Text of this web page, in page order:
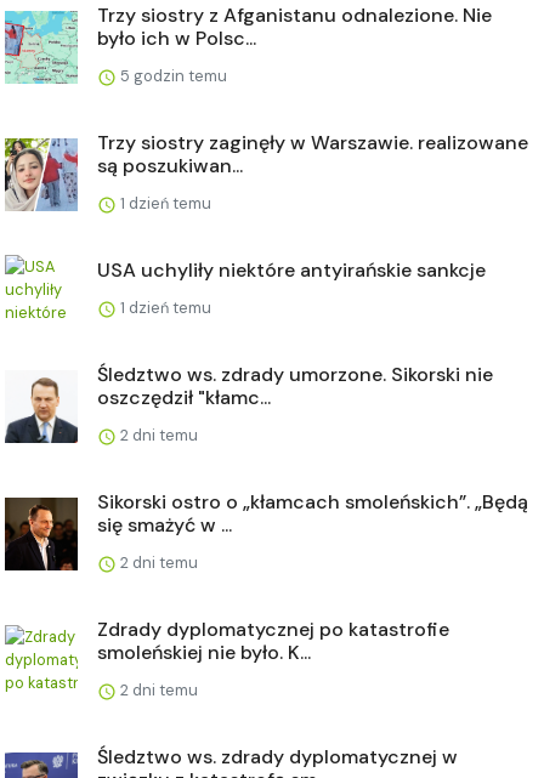
Trzy siostry z Afganistanu odnalezione. Nie
było ich w Polsc...
5 godzin temu
Trzy siostry zaginęły w Warszawie. realizowane
są poszukiwan...
1 dzień temu
USA uchyliły niektóre antyirańskie sankcje
1 dzień temu
Śledztwo ws. zdrady umorzone. Sikorski nie
oszczędził "kłamc...
2 dni temu
Sikorski ostro o „kłamcach smoleńskich”. „Będą
się smażyć w ...
2 dni temu
Zdrady dyplomatycznej po katastrofie
smoleńskiej nie było. K...
2 dni temu
Śledztwo ws. zdrady dyplomatycznej w